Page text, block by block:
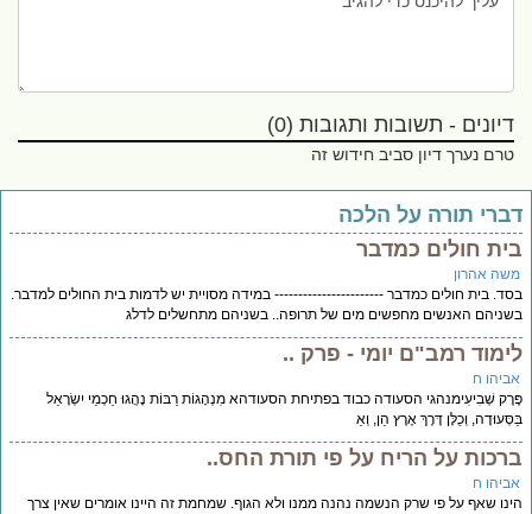
דיונים - תשובות ותגובות (0)
טרם נערך דיון סביב חידוש זה
תורה על הלכה
חולים כמדבר
אהרון
בית חולים כמדבר ----------------------- במידה מסויית יש לדמות בית החולים למדבר.
האנשים מחפשים מים של תרופה.. בשניהם מתחשלים לדלג
רמב"ם יומי - פרק ..
ח
שְׁבִיעִימנהגי הסעודה כבוד בפתיחת הסעודהא מִנְהָגוֹת רַבּוֹת נָהֲגוּ חַכְמֵי יִשְׂרָאֵל
וְכֻלָּן דֶּרֶךְ אֶרֶץ הֵן, וְאֵ
על הריח על פי תורת החס..
ח
שאף על פי שרק הנשמה נהנה ממנו ולא הגוף. שמחמת זה היינו אומרים שאין צרך